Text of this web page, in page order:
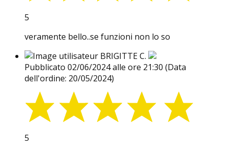
5
veramente bello..se funzioni non lo so
BRIGITTE C.
Pubblicato 02/06/2024 alle ore 21:30 (Data
dell'ordine: 20/05/2024)
5